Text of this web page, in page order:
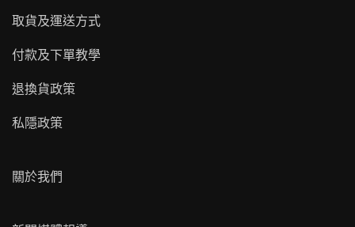
取貨及運送方式
付款及下單教學
退換貨政策
私隱政策
關於我們